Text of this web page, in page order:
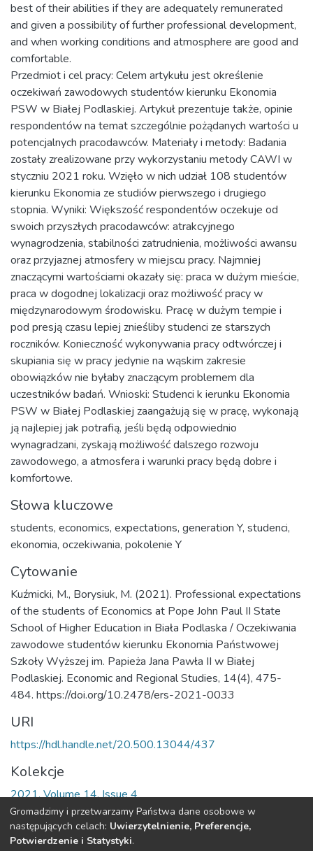
best of their abilities if they are adequately remunerated
and given a possibility of further professional development,
and when working conditions and atmosphere are good and
comfortable.
Przedmiot i cel pracy: Celem artykułu jest określenie
oczekiwań zawodowych studentów kierunku Ekonomia
PSW w Białej Podlaskiej. Artykuł prezentuje także, opinie
respondentów na temat szczególnie pożądanych wartości u
potencjalnych pracodawców. Materiały i metody: Badania
zostały zrealizowane przy wykorzystaniu metody CAWI w
styczniu 2021 roku. Wzięło w nich udział 108 studentów
kierunku Ekonomia ze studiów pierwszego i drugiego
stopnia. Wyniki: Większość respondentów oczekuje od
swoich przyszłych pracodawców: atrakcyjnego
wynagrodzenia, stabilności zatrudnienia, możliwości awansu
oraz przyjaznej atmosfery w miejscu pracy. Najmniej
znaczącymi wartościami okazały się: praca w dużym mieście,
praca w dogodnej lokalizacji oraz możliwość pracy w
międzynarodowym środowisku. Pracę w dużym tempie i
pod presją czasu lepiej znieśliby studenci ze starszych
roczników. Konieczność wykonywania pracy odtwórczej i
skupiania się w pracy jedynie na wąskim zakresie
obowiązków nie byłaby znaczącym problemem dla
uczestników badań. Wnioski: Studenci k ierunku Ekonomia
PSW w Białej Podlaskiej zaangażują się w pracę, wykonają
ją najlepiej jak potrafią, jeśli będą odpowiednio
wynagradzani, zyskają możliwość dalszego rozwoju
zawodowego, a atmosfera i warunki pracy będą dobre i
komfortowe.
Słowa kluczowe
students, economics, expectations, generation Y, studenci,
ekonomia, oczekiwania, pokolenie Y
Cytowanie
Kuźmicki, M., Borysiuk, M. (2021). Professional expectations
of the students of Economics at Pope John Paul II State
School of Higher Education in Biała Podlaska / Oczekiwania
zawodowe studentów kierunku Ekonomia Państwowej
Szkoły Wyższej im. Papieża Jana Pawła II w Białej
Podlaskiej. Economic and Regional Studies, 14(4), 475-
484. https://doi.org/10.2478/ers-2021-0033
URI
https://hdl.handle.net/20.500.13044/437
Kolekcje
2021, Volume 14, Issue 4
Cała strona rekordu
Gromadzimy i przetwarzamy Państwa dane osobowe w
następujących celach: Uwierzytelnienie, Preferencje,
Potwierdzenie i Statystyki.